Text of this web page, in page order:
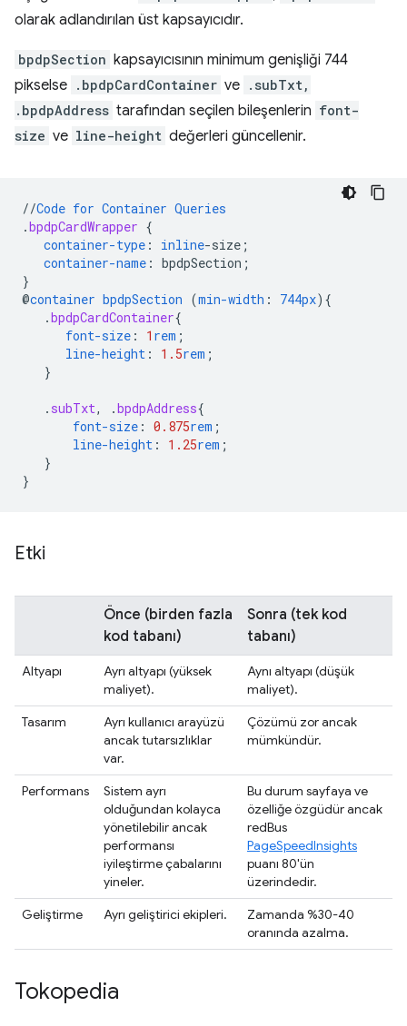
olarak adlandırılan üst kapsayıcıdır.
bpdpSection kapsayıcısının minimum genişliği 744
pikselse .bpdpCardContainer ve .subTxt,
.bpdpAddress tarafından seçilen bileşenlerin font-
size ve line-height değerleri güncellenir.
//Code for Container Queries
.bpdpCardWrapper {
container-type : inline-size ;
container-name : bpdpSection ;
}
@container bpdpSection (min-width : 744px) {
.bpdpCardContainer{
font-size : 1 rem ;
line-height : 1.5rem ;
}
. subTxt, .bpdpAddress{
font-size : 0.875rem ;
line-height : 1.25rem ;
}
}
Etki
Önce (birden fazla
kod tabanı)
Sonra (tek kod
tabanı)
Altyapı
Ayrı altyapı (yüksek
maliyet).
Aynı altyapı (düşük
maliyet).
Tasarım
Ayrı kullanıcı arayüzü
ancak tutarsızlıklar
var.
Çözümü zor ancak
mümkündür.
Performans
Sistem ayrı
olduğundan kolayca
yönetilebilir ancak
performansı
iyileştirme çabalarını
yineler.
Bu durum sayfaya ve
özelliğe özgüdür ancak
redBus
PageSpeedInsights
puanı 80'ün
üzerindedir.
Geliştirme
Ayrı geliştirici ekipleri.
Zamanda %30-40
oranında azalma.
Tokopedia